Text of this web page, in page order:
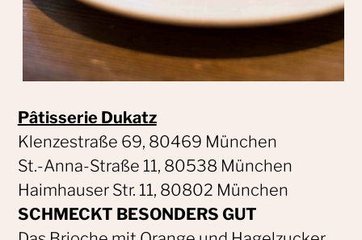
Pâtisserie Dukatz
Klenzestraße 69, 80469 München
St.-Anna-Straße 11, 80538 München
Haimhauser Str. 11, 80802 München
SCHMECKT BESONDERS GUT